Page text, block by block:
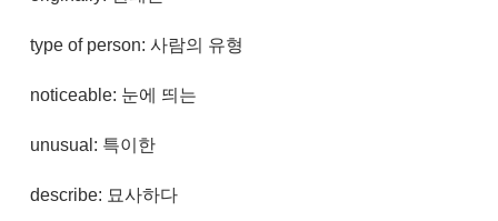
type of person: 사람의 유형
noticeable: 눈에 띄는
unusual: 특이한
describe: 묘사하다